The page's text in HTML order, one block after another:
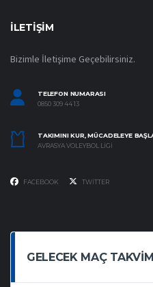
İLETIŞIM
Bizimle İletişime Geçebilirsiniz.
TELEFON NUMARASI
0850 309 44 13
TAKIMINI KUR, MÜCADELEYE
AVRASYA VOLEYBOL LIGI
FACEBOOK TWITTER
GELECEK MAÇ